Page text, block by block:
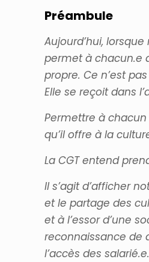
Préambule
Aujourd’hui,
permet à chacun.e
propre. Ce n’est
Elle se reçoit dans
Permettre à
qu’il offre à la
La CGT entend
Il s’agit d’afficher
et le partage des
et à l’essor d’une
reconnaissance de
l’accès des